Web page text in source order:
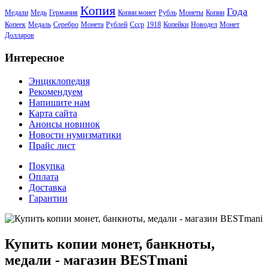
Медали Медь Германия Копия Копии монет Рубль Монеты Копии Года
Копеек Медаль Серебро Монета Рублей Ссср 1918 Копейки Новодел Монет
Долларов
Интересное
Энциклопедия
Рекомендуем
Напишите нам
Карта сайта
Анонсы новинок
Новости нумизматики
Прайс лист
Покупка
Оплата
Доставка
Гарантии
Купить копии монет, банкноты,
медали - магазин BESTmani